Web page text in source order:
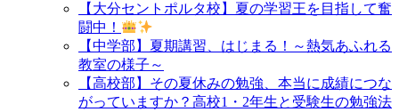
【大分セントポルタ校】夏の学習王を目指して奮
闘中！
【中学部】夏期講習、はじまる！～熱気あふれる
教室の様子～
【高校部】その夏休みの勉強、本当に成績につな
がっていますか？高校1・2年生と受験生の勉強法